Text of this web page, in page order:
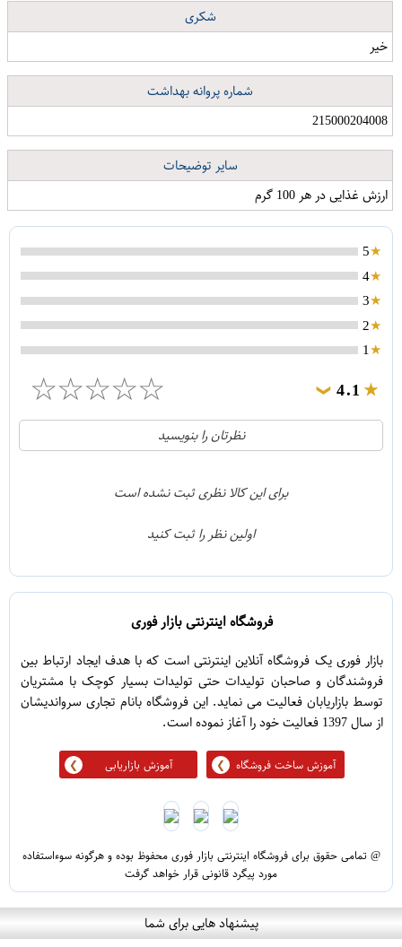
شکری
خیر
شماره پروانه بهداشت
215000204008
سایر توضیحات
ارزش غذایی در هر 100 گرم
5
4
3
2
1
4.1
❯
☆
☆
☆
☆
☆
21
1
نظرتان را بنویسید
برای این کالا نظری ثبت نشده است
اولین نظر را ثبت کنید
فروشگاه اینترنتی بازار فوری
بازار فوری یک فروشگاه آنلاین اینترنتی است که با هدف ایجاد ارتباط بین
فروشندگان و صاحبان تولیدات حتی تولیدات بسیار کوچک با مشتریان
توسط بازاریابان فعالیت می نماید. این فروشگاه بانام تجاری سرواندیشان
از سال 1397 فعالیت خود را آغاز نموده است.
آموزش ساخت فروشگاه آموزش بازاریابی
@ تمامی حقوق برای فروشگاه اینترنتی بازار فوری محفوظ بوده و هرگونه سوءاستفاده
مورد پیگرد قانونی قرار خواهد گرفت
پیشنهاد هایی برای شما